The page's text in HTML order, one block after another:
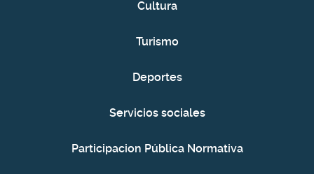
Cultura
Turismo
Deportes
Servicios sociales
Participacion Pública Normativa